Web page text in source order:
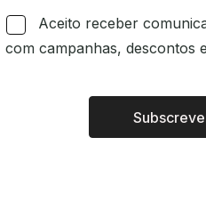
de espalhar
o ler. Existe um
Aceito receber
com campanhas, descontos